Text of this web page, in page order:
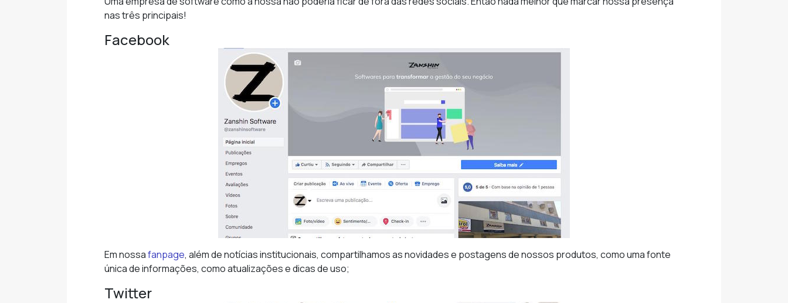
nas três principais!
Facebook
Em nossafanpage, além de notícias institucionais, compartilhamos as novidades e postagens de nossos produtos, como uma fonte
única de informações, como atualizações e dicas de uso;
Twitter